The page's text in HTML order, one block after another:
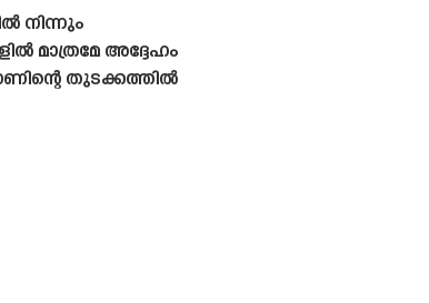
നിന്നും
മാത്രമേ അദ്ദേഹം
തുടക്കത്തിൽ